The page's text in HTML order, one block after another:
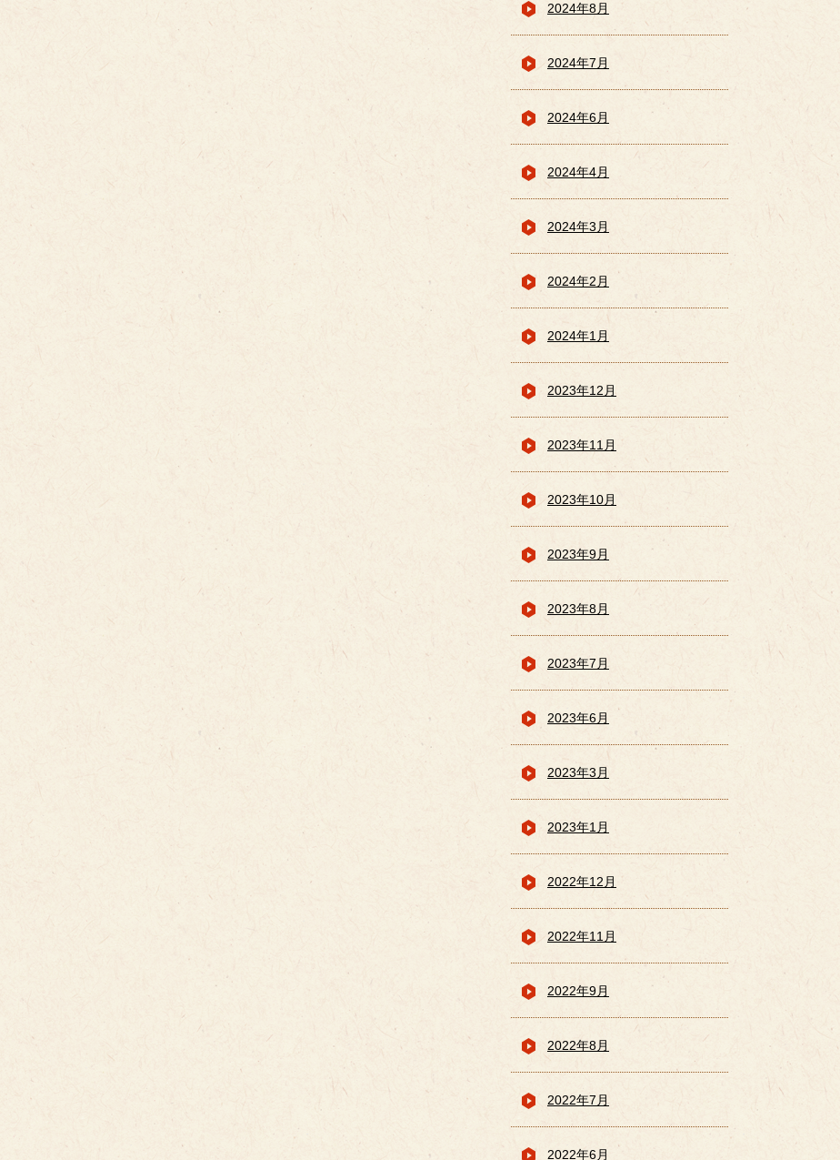
2024年8月
2024年7月
2024年6月
2024年4月
2024年3月
2024年2月
2024年1月
2023年12月
2023年11月
2023年10月
2023年9月
2023年8月
2023年7月
2023年6月
2023年3月
2023年1月
2022年12月
2022年11月
2022年9月
2022年8月
2022年7月
2022年6月